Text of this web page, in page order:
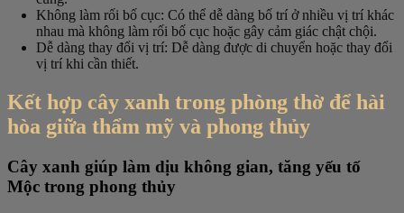
Không làm rối bố cục: Có thể dễ dàng bố trí ở nhiều vị trí khác
nhau mà không làm rối bố cục hoặc gây cảm giác chật chội.
Dễ dàng thay đổi vị trí: Dễ dàng được di chuyển hoặc thay đổi
vị trí khi cần thiết.
Kết hợp cây xanh trong phòng thờ để hài
hòa giữa thẩm mỹ và phong thủy
Cây xanh giúp làm dịu không gian, tăng yếu tố
Mộc trong phong thủy